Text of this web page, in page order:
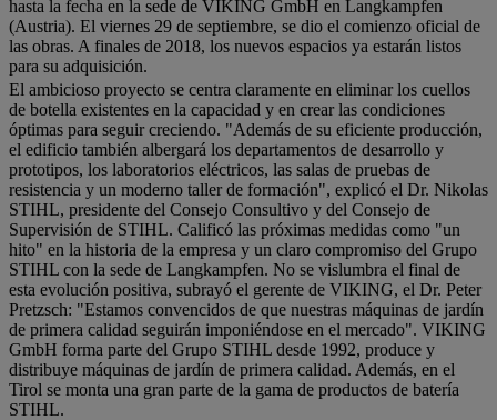
hasta la fecha en la sede de VIKING GmbH en Langkampfen
(Austria). El viernes 29 de septiembre, se dio el comienzo oficial de
las obras. A finales de 2018, los nuevos espacios ya estarán listos
para su adquisición.
El ambicioso proyecto se centra claramente en eliminar los cuellos
de botella existentes en la capacidad y en crear las condiciones
óptimas para seguir creciendo. "Además de su eficiente producción,
el edificio también albergará los departamentos de desarrollo y
prototipos, los laboratorios eléctricos, las salas de pruebas de
resistencia y un moderno taller de formación", explicó el Dr. Nikolas
STIHL, presidente del Consejo Consultivo y del Consejo de
Supervisión de STIHL. Calificó las próximas medidas como "un
hito" en la historia de la empresa y un claro compromiso del Grupo
STIHL con la sede de Langkampfen. No se vislumbra el final de
esta evolución positiva, subrayó el gerente de VIKING, el Dr. Peter
Pretzsch: "Estamos convencidos de que nuestras máquinas de jardín
de primera calidad seguirán imponiéndose en el mercado". VIKING
GmbH forma parte del Grupo STIHL desde 1992, produce y
distribuye máquinas de jardín de primera calidad. Además, en el
Tirol se monta una gran parte de la gama de productos de batería
STIHL.